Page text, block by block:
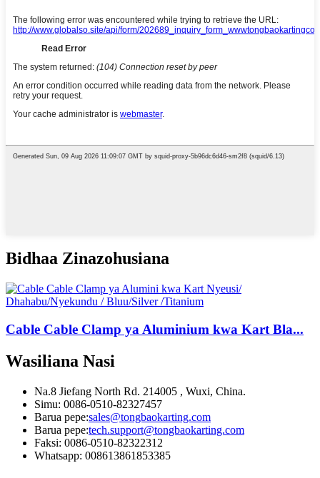
Bidhaa Zinazohusiana
Cable Cable Clamp ya Aluminium kwa Kart Bla...
Wasiliana Nasi
Na.8 Jiefang North Rd. 214005 , Wuxi, China.
Simu: 0086-0510-82327457
Barua pepe:sales@tongbaokarting.com
Barua pepe:tech.support@tongbaokarting.com
Faksi: 0086-0510-82322312
Whatsapp: 008613861853385